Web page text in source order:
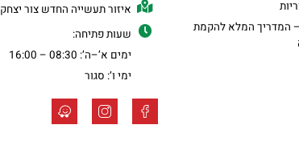
המדריך המלא להקמת
איזור תעשייה החדש צור יצחק
שעות פתיחה:
ימים א’–ה’: 08:30 – 16:00
ימי ו’: סגור